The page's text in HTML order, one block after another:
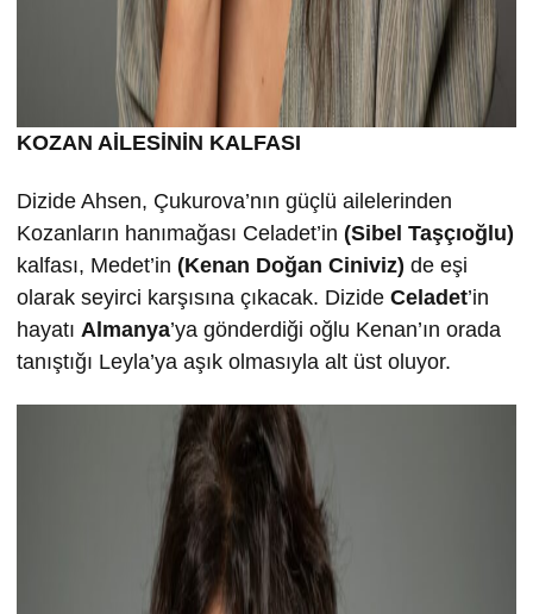
KOZAN AİLESİNİN KALFASI
Dizide Ahsen, Çukurova’nın güçlü ailelerinden
Kozanların hanımağası Celadet’in (Sibel Taşçıoğlu)
kalfası, Medet’in (Kenan Doğan Ciniviz) de eşi
olarak seyirci karşısına çıkacak. Dizide Celadet’in
hayatı Almanya’ya gönderdiği oğlu Kenan’ın orada
tanıştığı Leyla’ya aşık olmasıyla alt üst oluyor.